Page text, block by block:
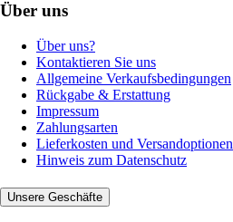
Über uns
Über uns?
Kontaktieren Sie uns
Allgemeine Verkaufsbedingungen
Rückgabe & Erstattung
Impressum
Zahlungsarten
Lieferkosten und Versandoptionen
Hinweis zum Datenschutz
Unsere Geschäfte